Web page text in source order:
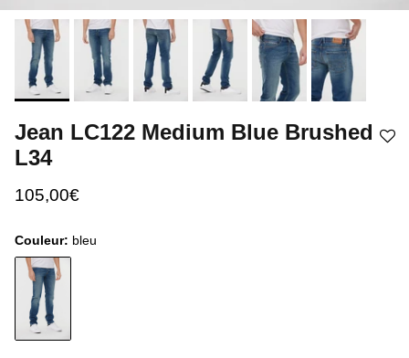
Jean LC122 Medium Blue Brushed
L34
105,00€
Couleur: bleu